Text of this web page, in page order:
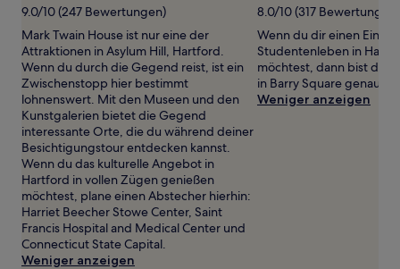
zusätzliche
Bedingungen
gelten.
9.0/10 (247 Bewertungen)
Mark Twain House ist nur eine der
Attraktionen in Asylum Hill, Hartford.
Wenn du durch die Gegend reist, ist ein
Zwischenstopp hier bestimmt
lohnenswert. Mit den Museen und den
Kunstgalerien bietet die Gegend
interessante Orte, die du während deiner
Besichtigungstour entdecken kannst.
Wenn du das kulturelle Angebot in
Hartford in vollen Zügen genießen
möchtest, plane einen Abstecher hierhin:
Harriet Beecher Stowe Center, Saint
Francis Hospital and Medical Center und
Connecticut State Capital.
Weniger anzeigen
8.0/10 (317 Bewertungen)
Wenn du dir einen
Studentenleben in
möchtest, dann bist du
in Barry Square genau
Weniger anzeigen